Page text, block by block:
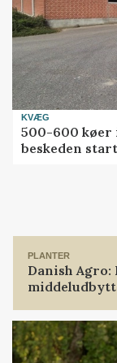
KVÆG
500-600 køer
beskeden
PLANTER
Danish